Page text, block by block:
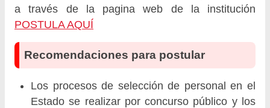
a través de la pagina web de la institución
POSTULA AQUÍ
Recomendaciones para postular
Los procesos de selección de personal en el
Estado se realizar por concurso público y los